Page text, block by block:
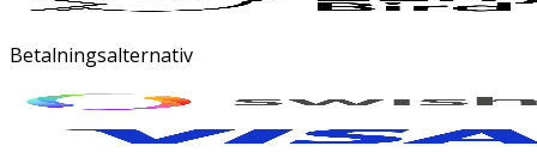
Betalningsalternativ